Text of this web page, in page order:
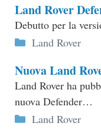
Land Rover
Debutto per la
Categorie
Land Rover
Nuova Land
Land Rover ha
nuova Defender…
Categorie
Land Rover